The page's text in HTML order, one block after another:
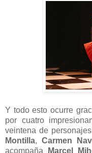
Y todo esto ocurre
por cuatro
veintena de
Montilla, Carmen
acompaña
Marcel